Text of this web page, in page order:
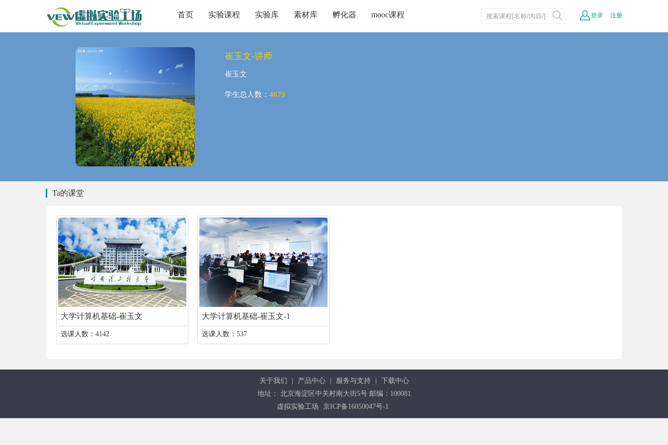
首页 实验课程 实验库 素材库 孵化器 mooc课程 注册
登录
崔玉文-讲师
崔玉文
学生总人数： 4679
Ta的课堂
大学计算机基础-崔玉文
选课人数：4142
大学计算机基础-崔玉文-1
选课人数：537
关于我们 产品中心 服务与支持
下载中心
地址： 北京海淀区中关村南大街5号 邮编：100081
虚拟实验工场
京ICP备16050047号-1